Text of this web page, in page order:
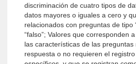
discriminación de cuatro tipos de
datos mayores o iguales a cero y
relacionados con preguntas de tipo
“falso”; Valores que corresponden
las características de las
respuesta o no requieren el